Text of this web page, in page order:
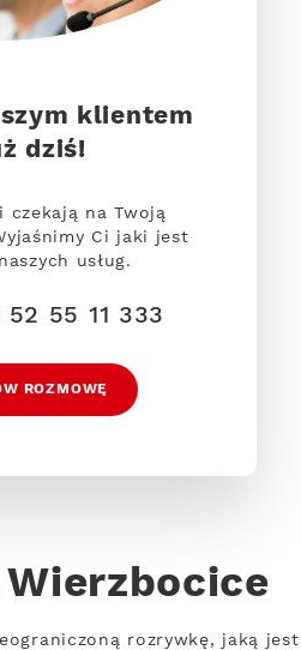
klientem
dziś!
czekają na Twoją
Ci jaki jest
usług.
52 55 11 333
ROZMOWĘ
rozrywkę, jaką jest